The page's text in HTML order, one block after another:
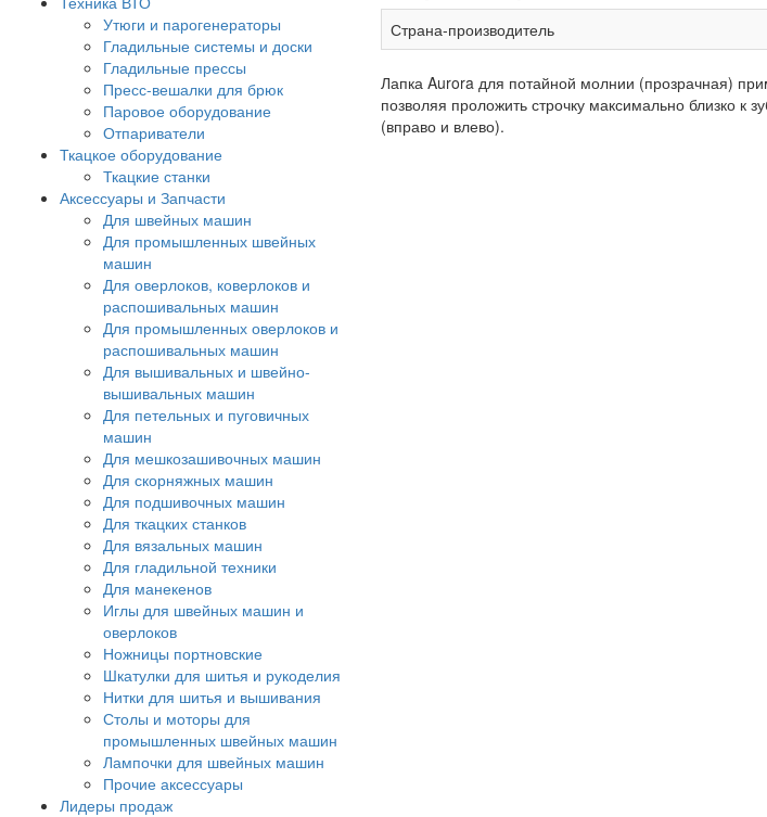
Утюги и парогенераторы
Гладильные системы и доски
Гладильные прессы
Пресс-вешалки для брюк
Паровое оборудование
Отпариватели
Ткацкое оборудование
Ткацкие станки
Аксессуары и Запчасти
Для швейных машин
Для промышленных швейных
машин
Для оверлоков, коверлоков и
распошивальных машин
Для промышленных оверлоков и
распошивальных машин
Для вышивальных и швейно-
вышивальных машин
Для петельных и пуговичных
машин
Для мешкозашивочных машин
Для скорняжных машин
Для подшивочных машин
Для ткацких станков
Для вязальных машин
Для гладильной техники
Для манекенов
Иглы для швейных машин и
оверлоков
Ножницы портновские
Шкатулки для шитья и рукоделия
Нитки для шитья и вышивания
Столы и моторы для
промышленных швейных машин
Лампочки для швейных машин
Прочие аксессуары
Лидеры продаж
Страна-производитель
Лапка Aurora для потайной молнии (прозрачная)
позволяя проложить строчку максимально близко к
(вправо и влево).